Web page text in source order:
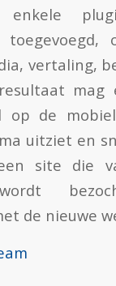
enkele
vertaling,
mag
op de
uitziet en
site die
de nieuwe